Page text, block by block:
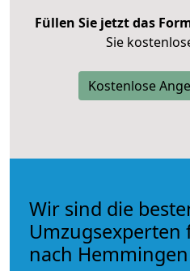
Füllen Sie jetzt das
Sie
Kostenlose
Wir sind die
nach Hemmingen